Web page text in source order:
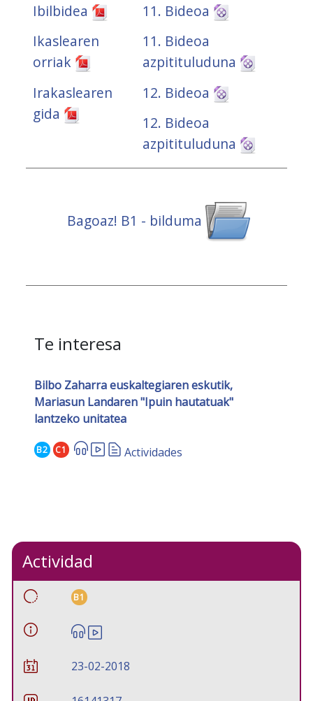
Ibilbidea
Ikaslearen
orriak
Irakaslearen
gida
11. Bideoa
11. Bideoa
azpitituluduna
12. Bideoa
12. Bideoa
azpitituluduna
Bagoaz! B1 - bilduma
Te interesa
Bilbo Zaharra euskaltegiaren eskutik,
Mariasun Landaren "Ipuin hautatuak"
lantzeko unitatea
B2 C1 Actividades
Actividad
B1
23-02-2018